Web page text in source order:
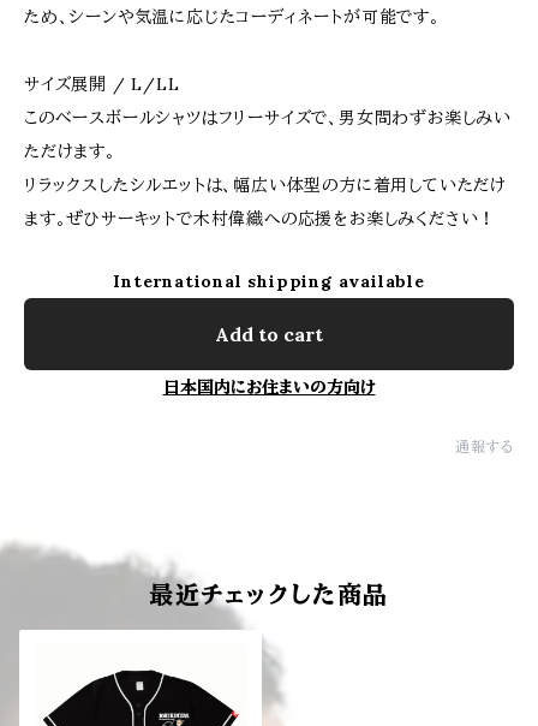
ため、シーンや気温に応じたコーディネートが可能です。
サイズ展開 / L/LL
このべースボールシャツはフリーサイズで、男女問わずお楽しみい
ただけます。
リラックスしたシルエットは、幅広い体型の方に着用していただけ
ます。ぜひサーキットで木村偉織への応援をお楽しみください！
International shipping available
Add to cart
日本国内にお住まいの方向け
通報する
最近チェックした商品